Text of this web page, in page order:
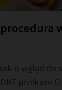
o wgląd do
przekaże